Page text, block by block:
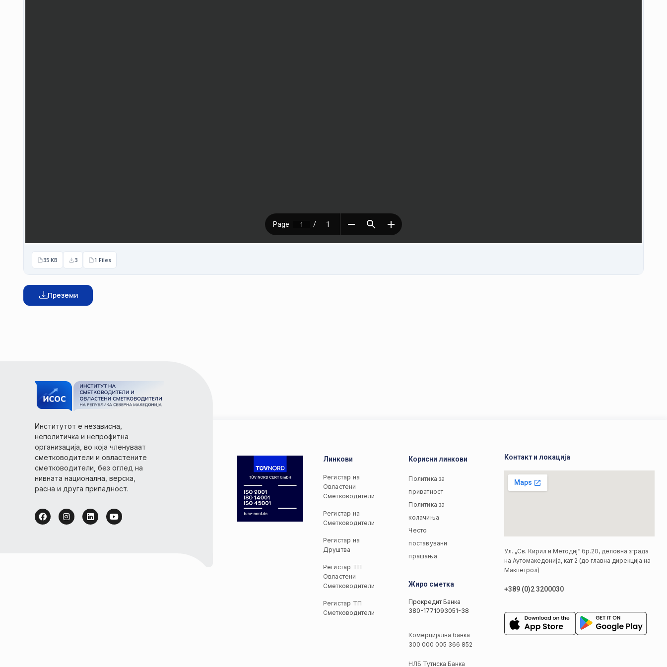
35 KB 3 1 Files
Преземи
Институтот е независна,
неполитичка и непрофитна
организација, во која членуваат
сметководители и овластените
сметководители, без оглед на
нивната национална, верска,
расна и друга припадност.
Линкови
Регистар на
Овластени
Сметководители
Регистар на
Сметководители
Регистар на
Друштва
Регистар ТП
Овластени
Сметководители
Регистар ТП
Сметководители
Корисни линкови
Политика за
приватност
Политика за
колачиња
Често
поставувани
прашања
Жиро сметка
Прокредит Банка
380-1771093051-38
Комерцијална банка
300 000 005 366 852
НЛБ Тутнска Банка
Контакт и локација
Ул. „Св. Кирил и Методиј“ бр.20, деловна зграда
на Аутомакедонија, кат 2 (до главна дирекција на
Макпетрол)
+389 (0)2 3200030